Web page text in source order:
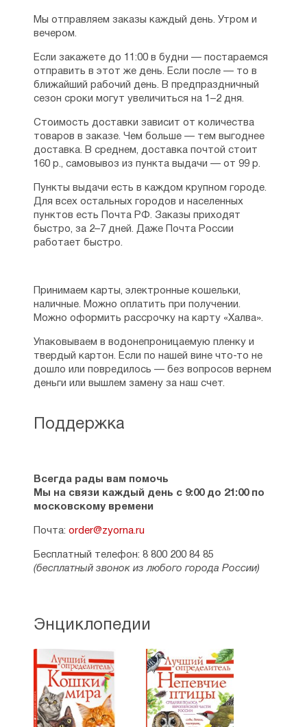
Поддержка
Всегда рады вам помочь
Мы на связи каждый день с 9:00 до 21:00 по
московскому времени
Почта: order@zyorna.ru
Бесплатный телефон: 8 800 200 84 85
(бесплатный звонок из любого города России)
Мы отправляем заказы каждый день. Утром и
вечером.
Если закажете до 11:00 в будни — постараемся
отправить в этот же день. Если после — то в
ближайший рабочий день. В предпраздничный
сезон сроки могут увеличиться на 1–2 дня.
Стоимость доставки зависит от количества
товаров в заказе. Чем больше — тем выгоднее
доставка. В среднем, доставка почтой стоит
160 р., самовывоз из пункта выдачи — от 99 р.
Пункты выдачи есть в каждом крупном городе.
Для всех остальных городов и населенных
пунктов есть Почта РФ. Заказы приходят
быстро, за 2–7 дней. Даже Почта России
работает быстро.
Принимаем карты, электронные кошельки,
наличные. Можно оплатить при получении.
Можно оформить рассрочку на карту «Халва».
Упаковываем в водонепроницаемую пленку и
твердый картон. Если по нашей вине что-то не
дошло или повредилось — без вопросов вернем
деньги или вышлем замену за наш счет.
Энциклопедии